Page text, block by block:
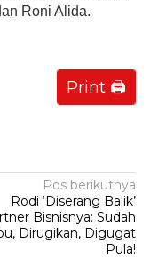
Roni Alida.
Print 🖨
Pos berikutnya
Rodi ‘Diserang Balik’
Bisnisnya: Sudah
Dirugikan, Digugat
Pula!